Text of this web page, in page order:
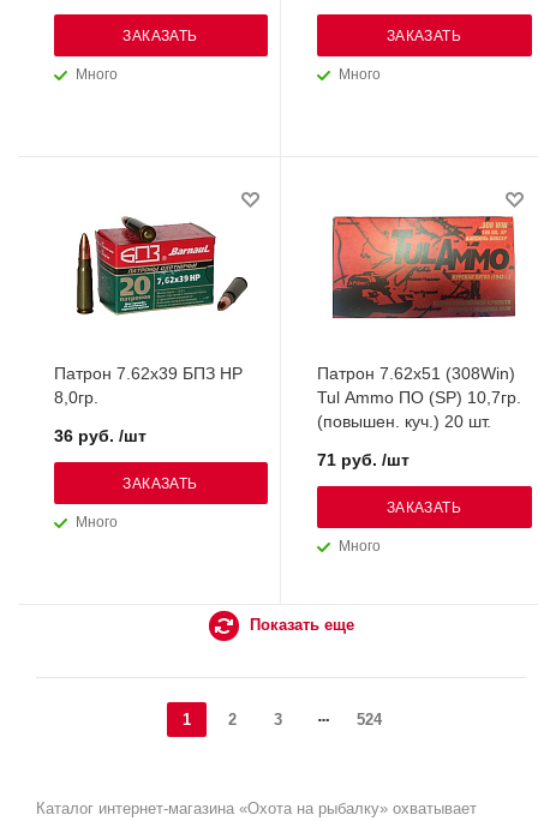
Много
ЗАКАЗАТЬ
Много
ЗАКАЗАТЬ
Патрон 7.62х39 БПЗ НР
8,0гр.
Много
36 руб. /шт
ЗАКАЗАТЬ
Патрон 7.62х51 (308Win)
Tul Ammo ПО (SP) 10,7гр.
(повышен. куч.) 20 шт.
Много
71 руб. /шт
ЗАКАЗАТЬ
Показать еще
1 2 3 524
Каталог интернет-магазина «Охота на рыбалку» охватывает